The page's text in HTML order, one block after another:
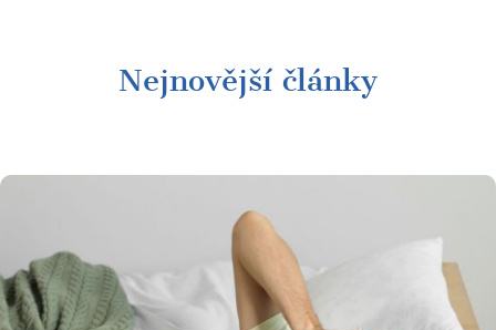
Nejnovější články